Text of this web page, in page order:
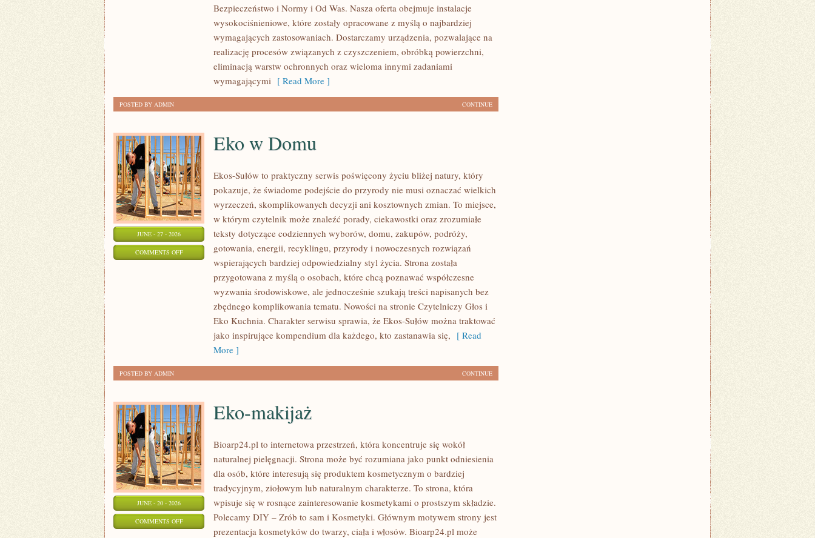
Bezpieczeństwo i Normy i Od Was. Nasza oferta obejmuje instalacje
wysokociśnieniowe, które zostały opracowane z myślą o najbardziej
wymagających zastosowaniach. Dostarczamy urządzenia, pozwalające na
realizację procesów związanych z czyszczeniem, obróbką powierzchni,
eliminacją warstw ochronnych oraz wieloma innymi zadaniami
wymagającymi [ Read More ]
CONTINUE
POSTED BY ADMIN
JUNE - 27 - 2026
COMMENTS OFFON
Eko w Domu
Ekos-Sułów to praktyczny serwis poświęcony życiu bliżej natury, który
pokazuje, że świadome podejście do przyrody nie musi oznaczać wielkich
wyrzeczeń, skomplikowanych decyzji ani kosztownych zmian. To miejsce,
w którym czytelnik może znaleźć porady, ciekawostki oraz zrozumiałe
teksty dotyczące codziennych wyborów, domu, zakupów, podróży,
gotowania, energii, recyklingu, przyrody i nowoczesnych rozwiązań
wspierających bardziej odpowiedzialny styl życia. Strona została
przygotowana z myślą o osobach, które chcą poznawać współczesne
wyzwania środowiskowe, ale jednocześnie szukają treści napisanych bez
zbędnego komplikowania tematu. Nowości na stronie Czytelniczy Głos i
Eko Kuchnia. Charakter serwisu sprawia, że Ekos-Sułów można traktować
jako inspirujące kompendium dla każdego, kto zastanawia się, [ Read
More ]
CONTINUE
POSTED BY ADMIN
JUNE - 20 - 2026
COMMENTS OFFON
Eko-makijaż
Bioarp24.pl to internetowa przestrzeń, która koncentruje się wokół
naturalnej pielęgnacji. Strona może być rozumiana jako punkt odniesienia
dla osób, które interesują się produktem kosmetycznym o bardziej
tradycyjnym, ziołowym lub naturalnym charakterze. To strona, która
wpisuje się w rosnące zainteresowanie kosmetykami o prostszym składzie.
Polecamy DIY – Zrób to sam i Kosmetyki. Głównym motywem strony jest
prezentacja kosmetyków do twarzy, ciała i włosów. Bioarp24.pl może